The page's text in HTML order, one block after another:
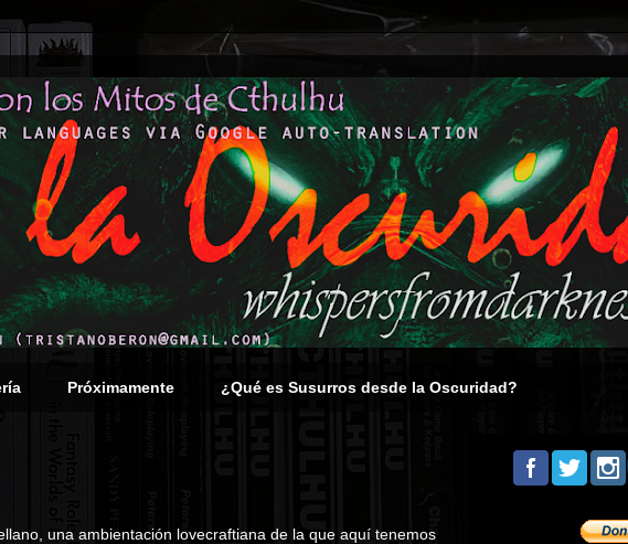
Próximamente ¿Qué es Susurros desde la Oscuridad?
una ambientación lovecraftiana de la que aquí tenemos